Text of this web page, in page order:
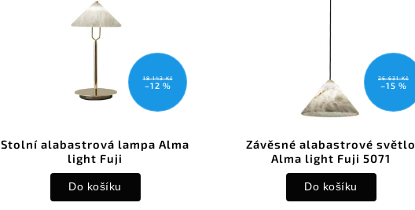
18 143 Kč
–12 %
Stolní alabastrová lampa Alma
light Fuji
Do košíku
26 631 Kč
–15 %
Závěsné alabastrové světlo
Alma light Fuji 5071
Do košíku